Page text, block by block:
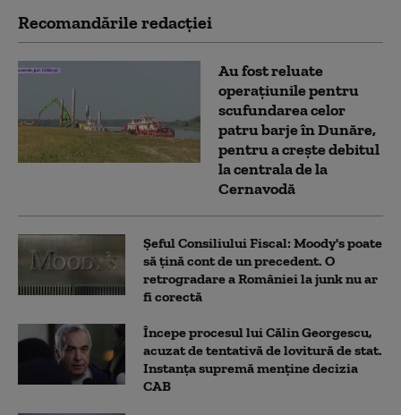
Recomandările redacţiei
Au fost reluate
operațiunile pentru
scufundarea celor
patru barje în Dunăre,
pentru a crește debitul
la centrala de la
Cernavodă
Șeful Consiliului Fiscal: Moody's poate
să țină cont de un precedent. O
retrogradare a României la junk nu ar
fi corectă
Începe procesul lui Călin Georgescu,
acuzat de tentativă de lovitură de stat.
Instanța supremă menține decizia
CAB